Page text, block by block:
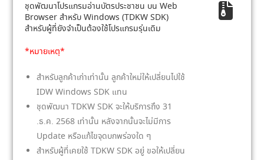
ชุดพัฒนาโปรแกรมอ่านบัตรประชาชน บน Web
Browser สำหรับ Windows (TDKW SDK)
สำหรับผู้ที่ยังจำเป็นต้องใช้โปรแกรมรุ่นเดิม
*หมายเหตุ*
สำหรับลูกค้าเก่าเท่านั้น ลูกค้าใหม่ให้เปลี่ยนไปใช้
IDW Windows SDK แทน
ชุดพัฒนา TDKW SDK จะให้บริการถึง 31
.ธ.ค. 2568 เท่านั้น หลังจากนั้นจะไม่มีการ
Update หรือแก้ไขจุดบกพร่องใด ๆ
สำหรับผู้ที่เคยใช้ TDKW SDK อยู่ ขอให้เปลี่ยน